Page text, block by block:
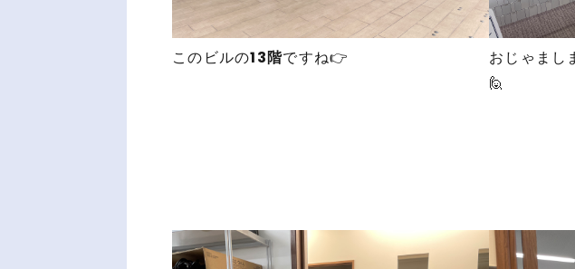
このビルの13階ですね👉
おじゃまし